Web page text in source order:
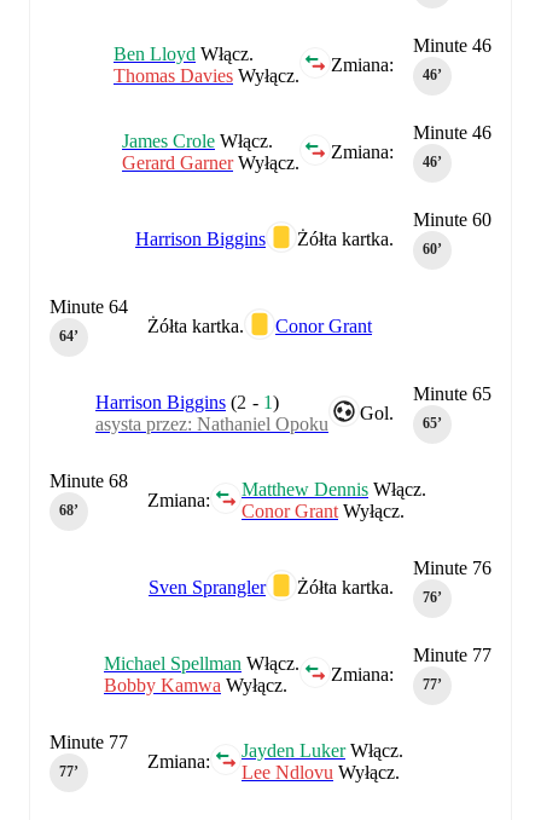
Minute 46
46‎’‎
Zmiana:
Ben Lloyd Włącz.
Thomas Davies Wyłącz.
Minute 46
46‎’‎
Zmiana:
James Crole Włącz.
Gerard GarnerWyłącz.
Minute 60
60‎’‎
Żółta kartka.
Harrison Biggins
Żółta kartka. Conor Grant
Minute 64
64‎’‎
Minute 65
65‎’‎
Gol.
Harrison Biggins (2 - 1)
asysta przez: Nathaniel Opoku
Zmiana:
Matthew Dennis Włącz.
Conor Grant Wyłącz.
Minute 68
68‎’‎
Minute 76
76‎’‎
Żółta kartka.
Sven Sprangler
Minute 77
77‎’‎
Zmiana:
Michael Spellman Włącz.
Bobby Kamwa Wyłącz.
Zmiana:
Jayden LukerWłącz.
Lee Ndlovu Wyłącz.
Minute 77
77‎’‎